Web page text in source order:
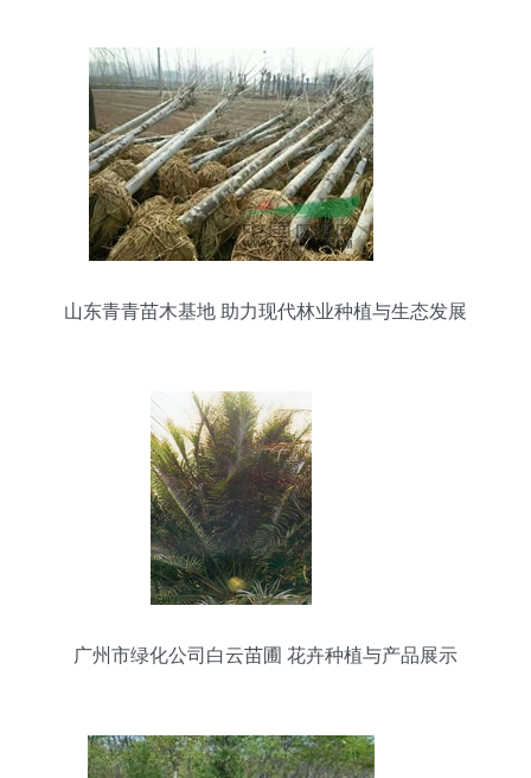
山东青青苗木基地 助力现代林业种植与生态发展
广州市绿化公司白云苗圃 花卉种植与产品展示